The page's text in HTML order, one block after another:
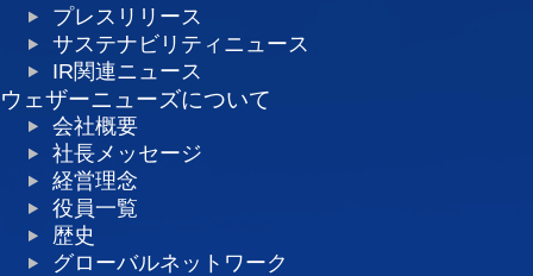
プレスリリース
サステナビリティニュース
IR関連ニュース
ウェザーニューズについて
会社概要
社長メッセージ
経営理念
役員一覧
歴史
グローバルネットワーク